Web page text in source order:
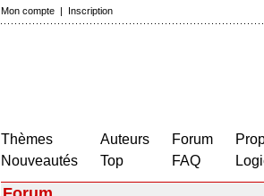
Mon compte | Inscription
Thèmes
Nouveautés
Auteurs
Top
Forum
FAQ